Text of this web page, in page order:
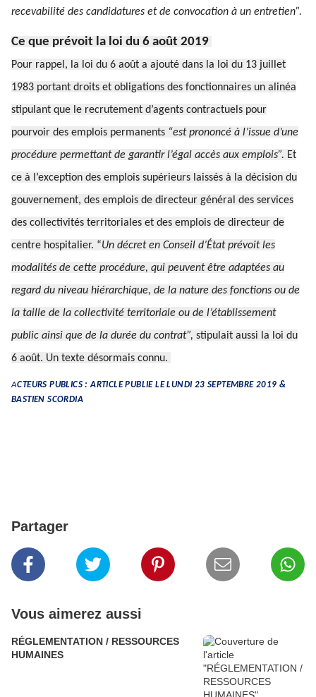
recevabilité des candidatures et de convocation à un entretien”.
Ce que prévoit la loi du 6 août 2019
Pour rappel, la loi du 6 août a ajouté dans la loi du 13 juillet
1983 portant droits et obligations des fonctionnaires un alinéa
stipulant que le recrutement d’agents contractuels pour
pourvoir des emplois permanents “est prononcé à l’issue d’une
procédure permettant de garantir l’égal accès aux emplois”. Et
ce à l’exception des emplois supérieurs laissés à la décision du
gouvernement, des emplois de directeur général des services
des collectivités territoriales et des emplois de directeur de
centre hospitalier. “Un décret en Conseil d’État prévoit les
modalités de cette procédure, qui peuvent être adaptées au
regard du niveau hiérarchique, de la nature des fonctions ou de
la taille de la collectivité territoriale ou de l’établissement
public ainsi que de la durée du contrat”, stipulait aussi la loi du
6 août. Un texte désormais connu.
ACTEURS PUBLICS : ARTICLE PUBLIE LE LUNDI 23 SEPTEMBRE 2019 &
BASTIEN SCORDIA
Partager
Vous aimerez aussi
RÉGLEMENTATION / RESSOURCES
HUMAINES